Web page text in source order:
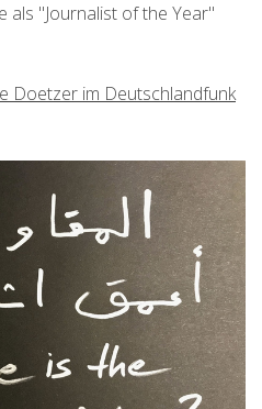
als "Journalist of the Year"
Doetzer im Deutschlandfunk